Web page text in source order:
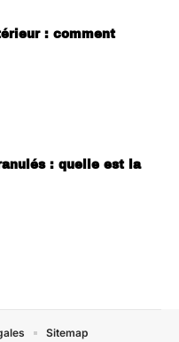
: comment
: quelle est la
Sitemap